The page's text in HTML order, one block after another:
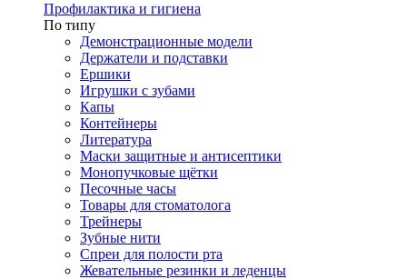
Профилактика и гигиена
По типу
Демонстрационные модели
Держатели и подставки
Ершики
Игрушки с зубами
Капы
Контейнеры
Литература
Маски защитные и антисептики
Монопучковые щётки
Песочные часы
Товары для стоматолога
Трейнеры
Зубные нити
Спреи для полости рта
Жевательные резинки и леденцы